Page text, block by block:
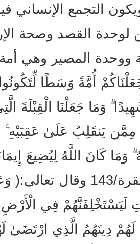
التجمع
لوحدة القصد وصحة
ووحدة المصير وهي أمة
أُمَّةً وَسَطًا
وَمَا جَعَلْنَا الْقِبْلَةَ
مِمَّن يَنقَلِبُ عَلَىٰ عَقِبَيْهِ
وَمَا كَانَ اللَّهُ لِيُضِيعَ
رَّحِيمٌ)البقرة/143
لَيَسْتَخْلِفَنَّهُمْ فِي
لَهُمْ دِينَهُمُ الَّذِي ارْتَضَىٰ